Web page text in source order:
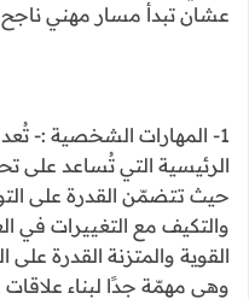
عشان تبدأ مسار مهني
1- المهارات الشخصية :-
الرئيسية التي تُساعد على
حيث تتضمّن القدرة على
والتكيف مع التغييرات في
القوية والمتزنة القدرة
وهي مهمّة جدًا لبناء